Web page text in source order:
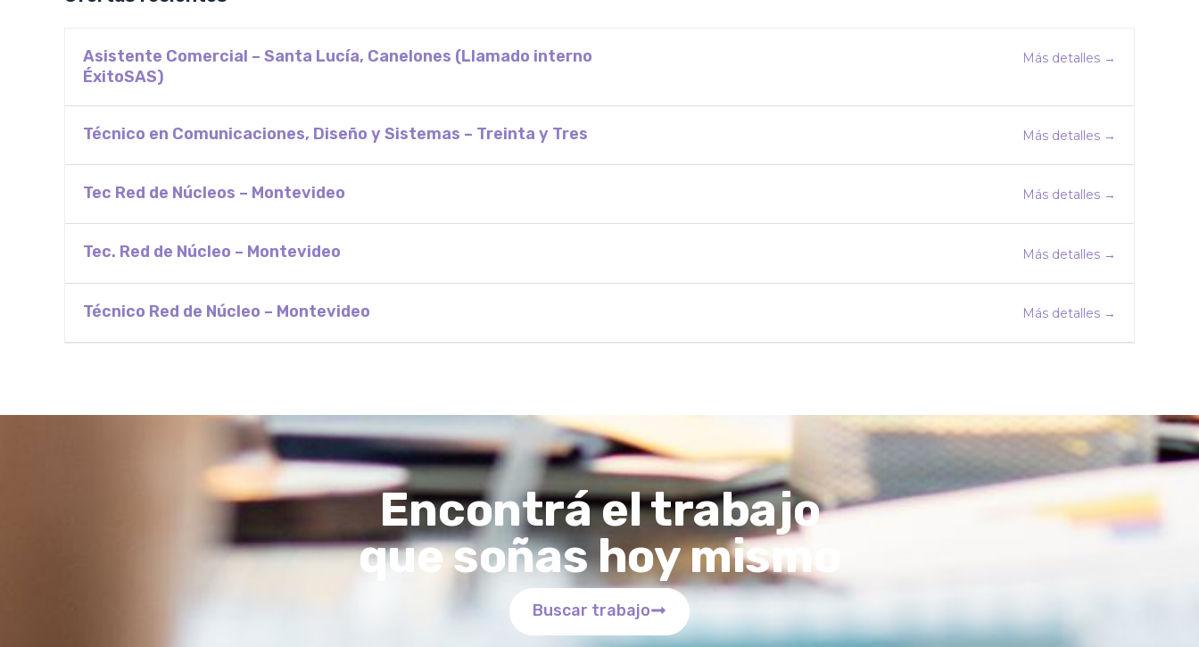
Asistente Comercial – Santa Lucía, Canelones (Llamado interno
ÉxitoSAS)
Más detalles
Técnico en Comunicaciones, Diseño y Sistemas – Treinta y Tres Más detalles
Tec Red de Núcleos – Montevideo Más detalles
Tec. Red de Núcleo – Montevideo Más detalles
Técnico Red de Núcleo – Montevideo Más detalles
Encontrá el trabajo
que soñas hoy mismo
Buscar trabajo